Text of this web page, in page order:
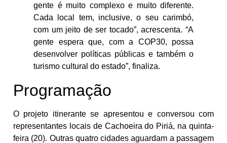
gente é muito complexo e muito diferente.
Cada local tem, inclusive, o seu carimbó,
com um jeito de ser tocado”, acrescenta. “A
gente espera que, com a COP30, possa
desenvolver políticas públicas e também o
turismo cultural do estado”, finaliza.
Programação
O projeto itinerante se apresentou e conversou com
representantes locais de Cachoeira do Piriá, na quinta-
feira (20). Outras quatro cidades aguardam a passagem